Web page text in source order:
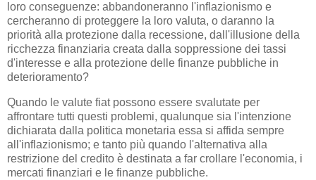
loro conseguenze: abbandoneranno l'inflazionismo e
cercheranno di proteggere la loro valuta, o daranno la
priorità alla protezione dalla recessione, dall'illusione della
ricchezza finanziaria creata dalla soppressione dei tassi
d'interesse e alla protezione delle finanze pubbliche in
deterioramento?
Quando le valute fiat possono essere svalutate per
affrontare tutti questi problemi, qualunque sia l'intenzione
dichiarata dalla politica monetaria essa si affida sempre
all'inflazionismo; e tanto più quando l'alternativa alla
restrizione del credito è destinata a far crollare l'economia, i
mercati finanziari e le finanze pubbliche.